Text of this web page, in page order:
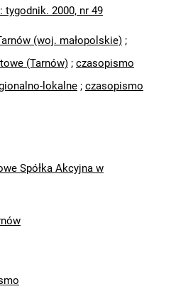
: Organ Samorządu
1972
: Organ Samorządu
Azotowych im.
1974
Azotowych im.
1975
Azotowych im.
1976
Azotowych im.
: Organ Samorządu
tygodnik. 2000, nr 49
(woj. małopolskie) ;
(Tarnów) ; czasopismo
lokalne ; czasopismo
Spółka Akcyjna w